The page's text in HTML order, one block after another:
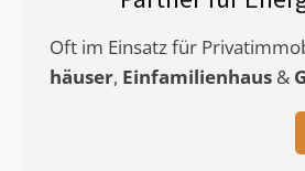
Oft im Einsatz für
häuser, Einfamilienhaus &